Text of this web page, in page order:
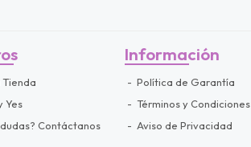
Yes
dudas? Contáctanos
Información
Política de Garantía
Términos y Condiciones
Aviso de Privacidad